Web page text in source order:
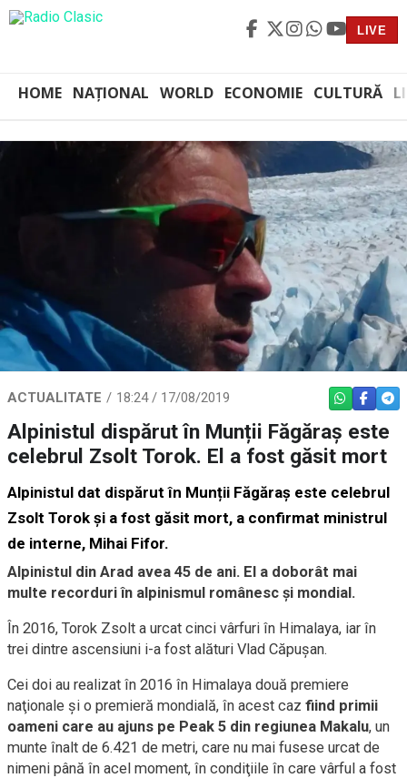
LIVE
HOME NAȚIONAL WORLD ECONOMIE CULTURĂ
ACTUALITATE 18:24 / 17/08/2019 WHATSAPP
Alpinistul dispărut în Munții Făgăraș este
celebrul Zsolt Torok. El a fost găsit mort
Alpinistul dat dispărut în Munții Făgăraș este celebrul
Zsolt Torok și a fost găsit mort, a confirmat ministrul
de interne, Mihai Fifor.
Alpinistul din Arad avea 45 de ani. El a doborât mai
multe recorduri în alpinismul românesc și mondial.
În 2016, Torok Zsolt a urcat cinci vârfuri în Himalaya, iar în
trei dintre ascensiuni i-a fost alături Vlad Căpuşan.
Cei doi au realizat în 2016 în Himalaya două premiere
naţionale şi o premieră mondială, în acest caz fiind primii
oameni care au ajuns pe Peak 5 din regiunea Makalu, un
munte înalt de 6.421 de metri, care nu mai fusese urcat de
nimeni până în acel moment, în condiţiile în care vârful a fost